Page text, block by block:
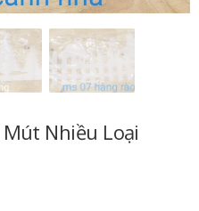
Mút Nhiều Loại